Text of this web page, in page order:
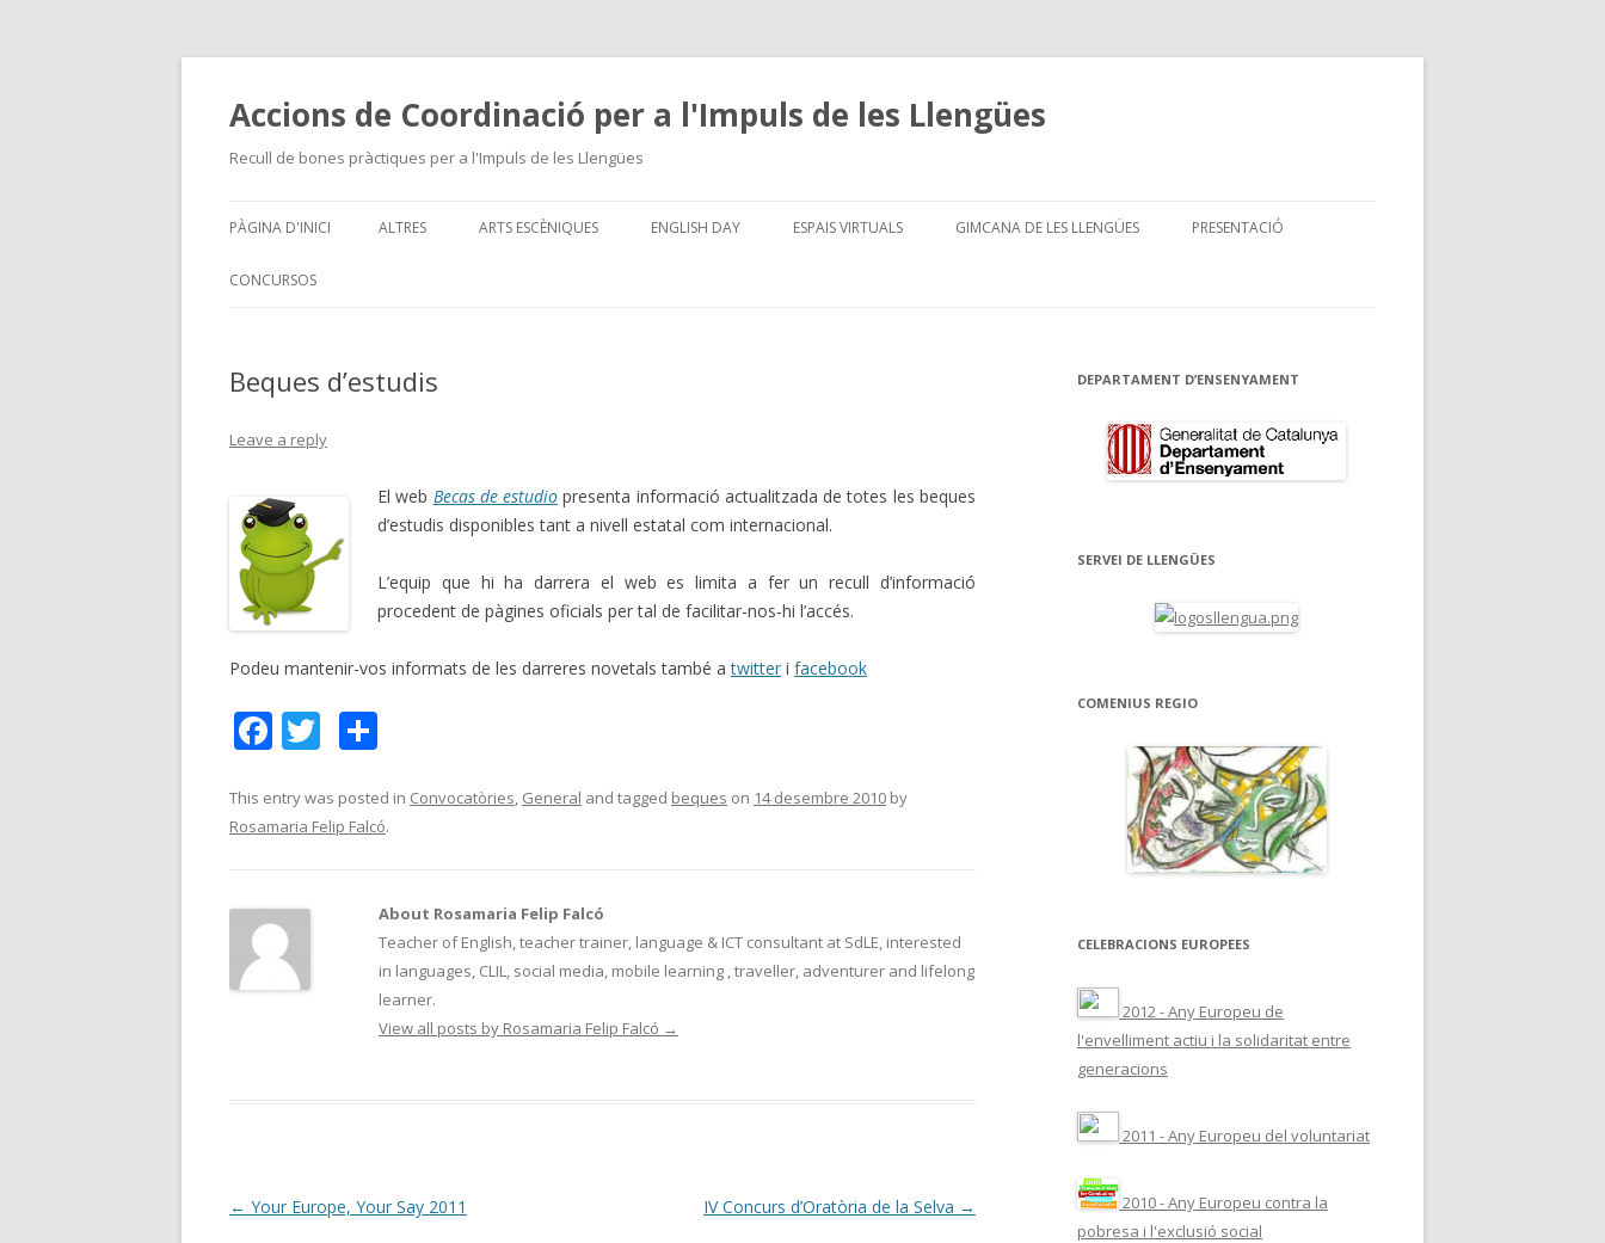
Accions de Coordinació per a l'Impuls de les Llengües
Recull de bones pràctiques per a l'Impuls de les Llengües
to
PÀGINA D'INICI ALTRES ARTS ESCÈNIQUES ENGLISH DAY ESPAIS VIRTUALS GIMCANA DE LES LLENGÜES PRESENTACIÓ
CONCURSOS
Beques d’estudis
Leave a reply
El web Becas de estudio presenta informació actualitzada de totes les beques
d’estudis disponibles tant a nivell estatal com internacional.
L’equip que hi ha darrera el web es limita a fer un recull d’informació
procedent de pàgines oficials per tal de facilitar-nos-hi l’accés.
Podeu mantenir-vos informats de les darreres novetals també atwitter i facebook
F
e
b
o
k
T
itt
er
m
p
te
ix
This entry was posted in Convocatòries, General and tagged beques on 14 desembre 2010 by
Rosamaria Felip Falcó.
About Rosamaria Felip Falcó
Teacher of English, teacher trainer, language & ICT consultant at SdLE, interested
in languages, CLIL, social media, mobile learning , traveller, adventurer and lifelong
learner.
View all posts by Rosamaria Felip Falcó →
Post
← Your Europe, Your Say 2011 IV Concurs d’Oratòria de la Selva →
DEPARTAMENT D’ENSENYAMENT
SERVEI DE LLENGÜES
COMENIUS REGIO
CELEBRACIONS EUROPEES
2012 - Any Europeu de
l'envelliment actiu i la solidaritat entre
generacions
2011 - Any Europeu del voluntariat
2010 - Any Europeu contra la
pobresa i l'exclusió social